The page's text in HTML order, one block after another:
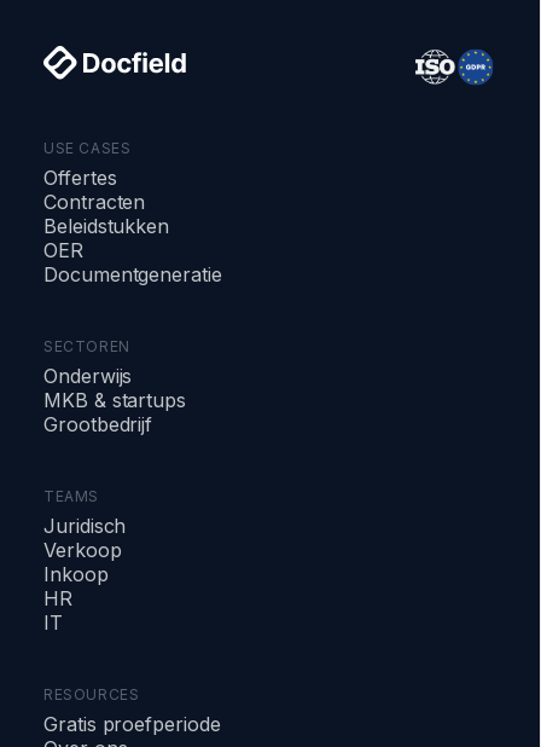
USE CASES
Offertes
Contracten
Beleidstukken
OER
Documentgeneratie
SECTOREN
Onderwijs
MKB & startups
Grootbedrijf
TEAMS
Juridisch
Verkoop
Inkoop
HR
IT
RESOURCES
Gratis proefperiode